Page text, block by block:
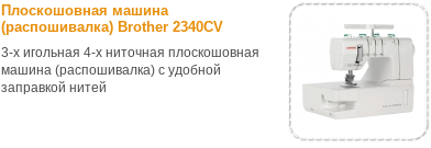
Плоскошовная машина
(распошивалка) Brother 2340CV
3-х игольная 4-х ниточная плоскошовная
машина (распошивалка) с удобной
заправкой нитей